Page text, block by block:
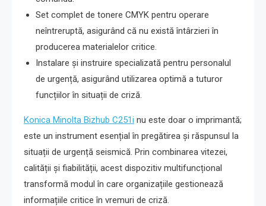
Set complet de tonere CMYK pentru operare
neîntreruptă, asigurând că nu există întârzieri în
producerea materialelor critice.
Instalare și instruire specializată pentru personalul
de urgență, asigurând utilizarea optimă a tuturor
funcțiilor în situații de criză.
Konica Minolta Bizhub C251i nu este doar o imprimantă;
este un instrument esențial în pregătirea și răspunsul la
situații de urgență seismică. Prin combinarea vitezei,
calității și fiabilității, acest dispozitiv multifuncțional
transformă modul în care organizațiile gestionează
informațiile critice în vremuri de criză.